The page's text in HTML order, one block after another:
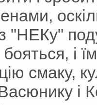
з "НЕКу"
бояться,
смаку,
і